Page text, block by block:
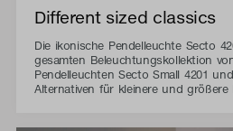
Different sized classics
Die ikonische Pendelleuchte Secto
gesamten Beleuchtungskollektion
Pendelleuchten Secto Small 4201
Alternativen für kleinere und größere